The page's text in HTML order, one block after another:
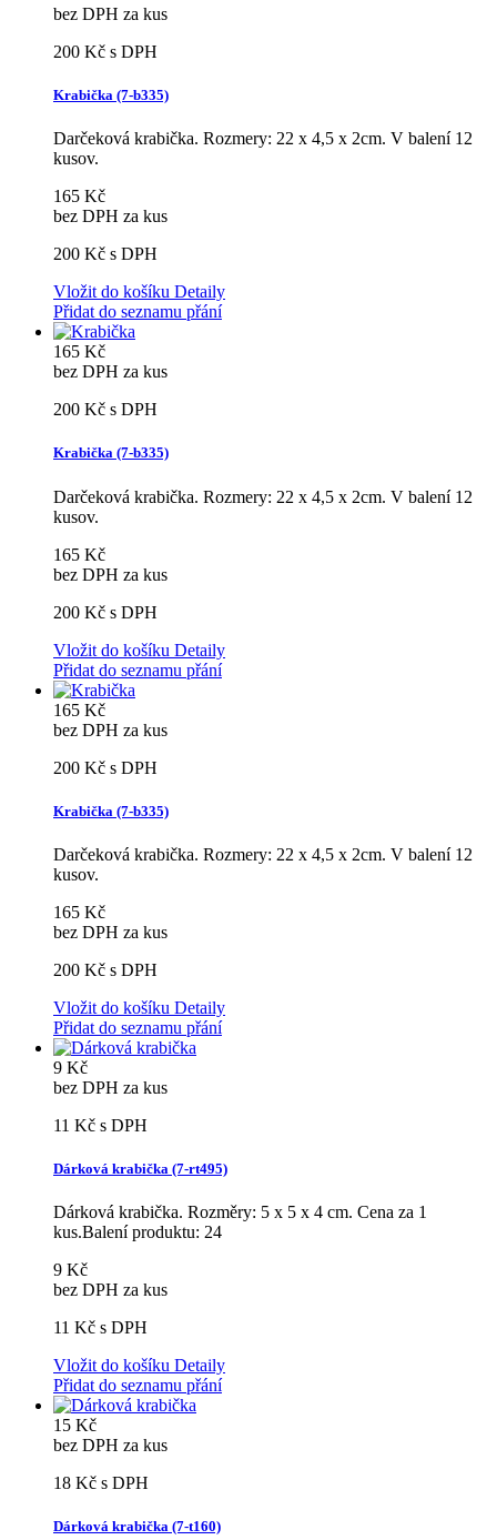
bez DPH za kus
200 Kč s DPH
Krabička (7-b335)
Darčeková krabička. Rozmery: 22 x 4,5 x 2cm. V balení 12
kusov.
165 Kč
bez DPH za kus
200 Kč s DPH
Vložit do košíku Detaily
Přidat do seznamu přání
165 Kč
bez DPH za kus
200 Kč s DPH
Krabička (7-b335)
Darčeková krabička. Rozmery: 22 x 4,5 x 2cm. V balení 12
kusov.
165 Kč
bez DPH za kus
200 Kč s DPH
Vložit do košíku Detaily
Přidat do seznamu přání
165 Kč
bez DPH za kus
200 Kč s DPH
Krabička (7-b335)
Darčeková krabička. Rozmery: 22 x 4,5 x 2cm. V balení 12
kusov.
165 Kč
bez DPH za kus
200 Kč s DPH
Vložit do košíku Detaily
Přidat do seznamu přání
9 Kč
bez DPH za kus
11 Kč s DPH
Dárková krabička (7-rt495)
Dárková krabička. Rozměry: 5 x 5 x 4 cm. Cena za 1
kus.Balení produktu: 24
9 Kč
bez DPH za kus
11 Kč s DPH
Vložit do košíku Detaily
Přidat do seznamu přání
15 Kč
bez DPH za kus
18 Kč s DPH
Dárková krabička (7-t160)